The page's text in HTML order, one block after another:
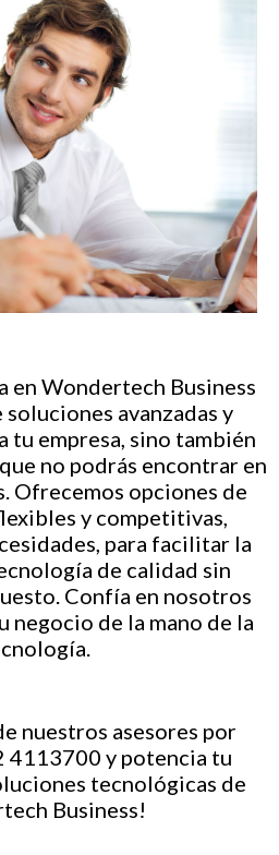
Wondertech Business
avanzadas y
tu empresa, sino también
no podrás encontrar en
Ofrecemos opciones de
y competitivas,
para facilitar la
de calidad sin
Confía en nosotros
negocio de la mano de la
nuestros asesores por
4113700 y potencia tu
tecnológicas de
Business!